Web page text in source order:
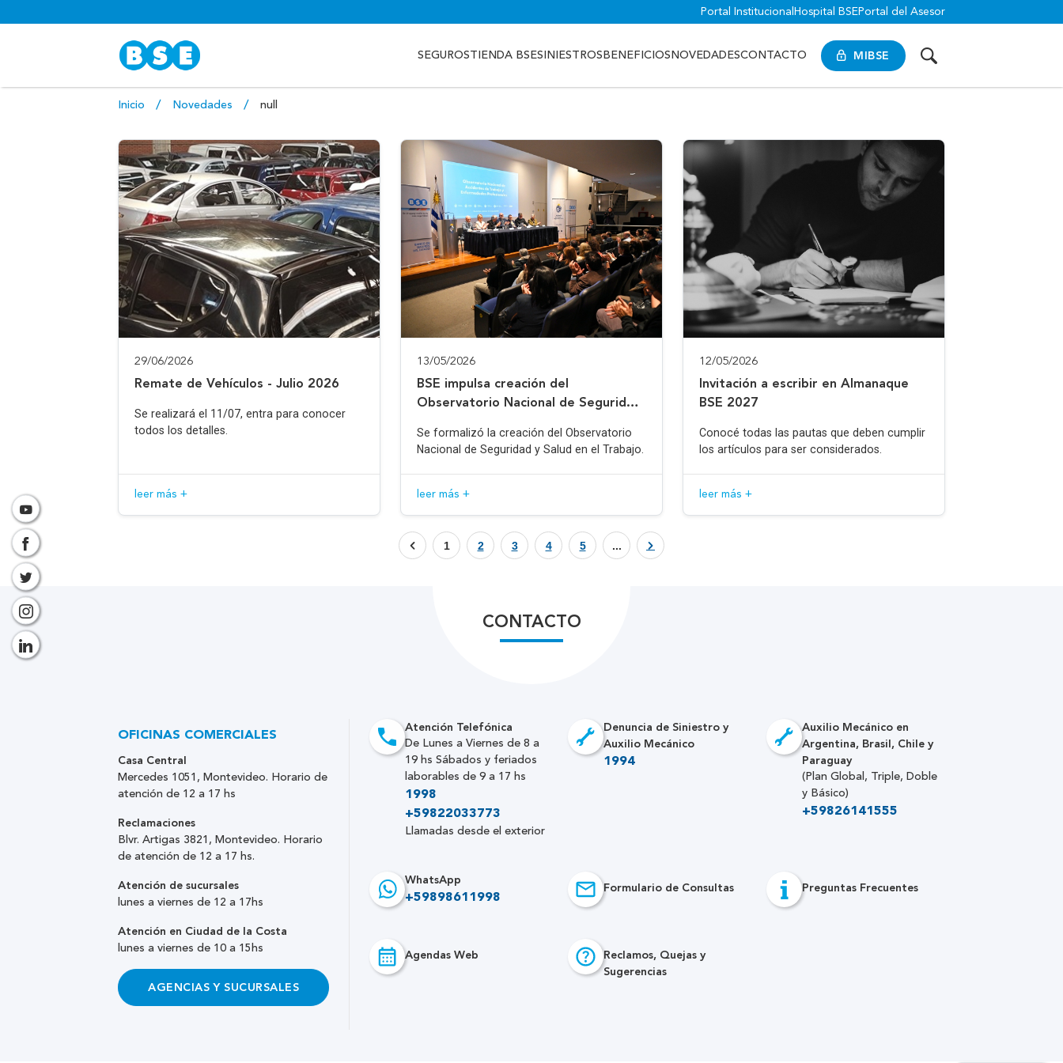
Portal Institucional Hospital BSE Portal del Asesor
MIBSE
SEGUROSTIENDA BSESINIESTROS BENEFICIOS NOVEDADESCONTACTO
Inicio Novedades null
29/06/2026
Remate de Vehículos - Julio 2026
Se realizará el 11/07, entra para conocer
todos los detalles.
leer más +
13/05/2026
BSE impulsa creación del
Observatorio Nacional de Seguridad
Se formalizó la creación del Observatorio
Nacional de Seguridad y Salud en el Trabajo.
leer más +
12/05/2026
Invitación a escribir en Almanaque
BSE 2027
Conocé todas las pautas que deben cumplir
los artículos para ser considerados.
leer más +
1 2 3 4 5 ...
CONTACTO
Atención Telefónica
De Lunes a Viernes de 8 a
19 hs Sábados y feriados
laborables de 9 a 17 hs
1998
+59822033773
Llamadas desde el exterior
Denuncia de Siniestro y
Auxilio Mecánico
1994
Auxilio Mecánico en
Argentina, Brasil, Chile y
Paraguay
(Plan Global, Triple, Doble
y Básico)
+59826141555
WhatsApp
+59898611998
Formulario de Consultas Preguntas Frecuentes
Agendas Web
Reclamos, Quejas y
Sugerencias
OFICINAS COMERCIALES
Casa Central
Mercedes 1051, Montevideo. Horario de
atención de 12 a 17 hs
Reclamaciones
Blvr. Artigas 3821, Montevideo. Horario
de atención de 12 a 17 hs.
Atención de sucursales
lunes a viernes de 12 a 17hs
Atención en Ciudad de la Costa
lunes a viernes de 10 a 15hs
AGENCIAS Y SUCURSALES